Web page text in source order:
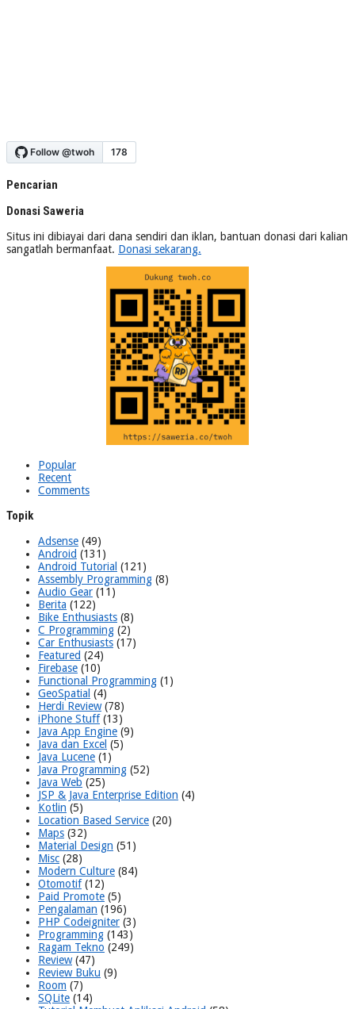
Pencarian
Donasi Saweria
Situs ini dibiayai dari dana sendiri dan iklan, bantuan donasi dari kalian
sangatlah bermanfaat. Donasi sekarang.
Popular
Recent
Comments
Topik
Adsense (49)
Android (131)
Android Tutorial (121)
Assembly Programming (8)
Audio Gear (11)
Berita (122)
Bike Enthusiasts (8)
C Programming (2)
Car Enthusiasts (17)
Featured (24)
Firebase (10)
Functional Programming (1)
GeoSpatial (4)
Herdi Review(78)
iPhone Stuff(13)
Java App Engine (9)
Java dan Excel (5)
Java Lucene (1)
Java Programming (52)
Java Web (25)
JSP & Java Enterprise Edition (4)
Kotlin (5)
Location Based Service (20)
Maps (32)
Material Design (51)
Misc (28)
Modern Culture (84)
Otomotif(12)
Paid Promote (5)
Pengalaman (196)
PHP Codeigniter (3)
Programming (143)
Ragam Tekno (249)
Review(47)
Review Buku (9)
Room (7)
SQLite (14)